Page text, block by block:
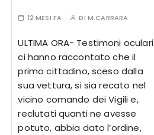
12 MESI FA DI M.CARRARA
ULTIMA ORA- Testimoni oculari
ci hanno raccontato che il
primo cittadino, sceso dalla
sua vettura, si sia recato nel
vicino comando dei Vigili e,
reclutati quanti ne avesse
potuto, abbia dato l’ordine,